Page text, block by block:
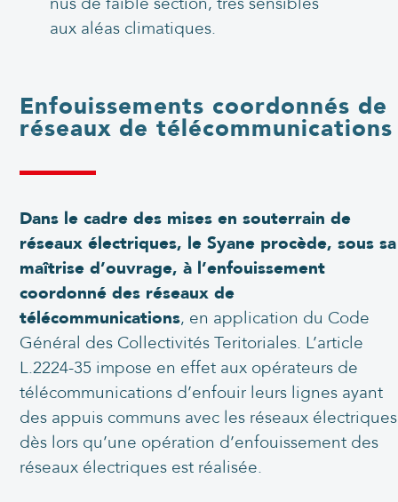
aux aléas climatiques.
Enfouissements coordonnés de
réseaux de télécommunications
Dans le cadre des mises en souterrain de
réseaux électriques, le Syane procède, sous sa
maîtrise d’ouvrage, à l’enfouissement
coordonné des réseaux de
télécommunications, en application du Code
Général des Collectivités Teritoriales. L’article
L.2224-35 impose en effet aux opérateurs de
télécommunications d’enfouir leurs lignes ayant
des appuis communs avec les réseaux électriques
dès lors qu’une opération d’enfouissement des
réseaux électriques est réalisée.